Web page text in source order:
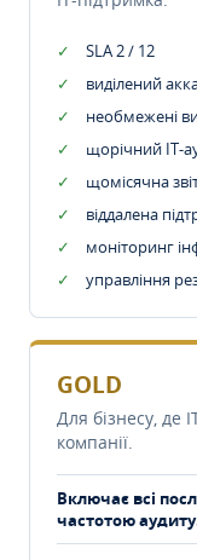
SLA 2 / 12
виділений
необмежені
щорічний IT-
щомісячна
віддалена
моніторинг
управління
GOLD
Для бізнесу, де
компанії.
Включає всі
частотою